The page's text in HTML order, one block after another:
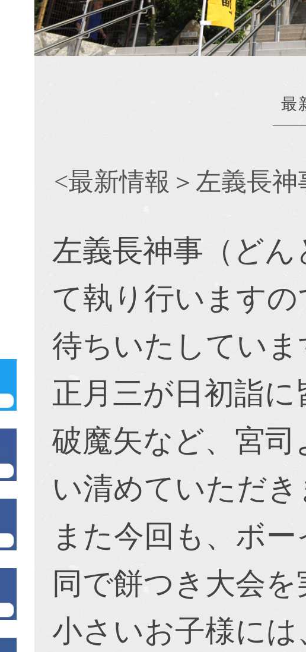
最
<最新情報＞左義長
左義長神事（ど
て執り行います
待ちいたしていま
正月三が日初詣に
破魔矢など、宮
い清めていただき
また今回も、ボ
同で餅つき大会を
小さいお子様には